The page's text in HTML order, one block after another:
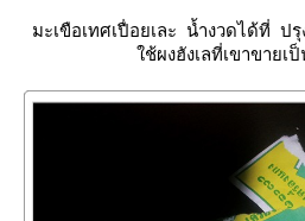
มะเขือเทศเปื่อยเละ น้ำงวดได้ที่ ป
ช้ผงฮังเลที่เขาขายเ